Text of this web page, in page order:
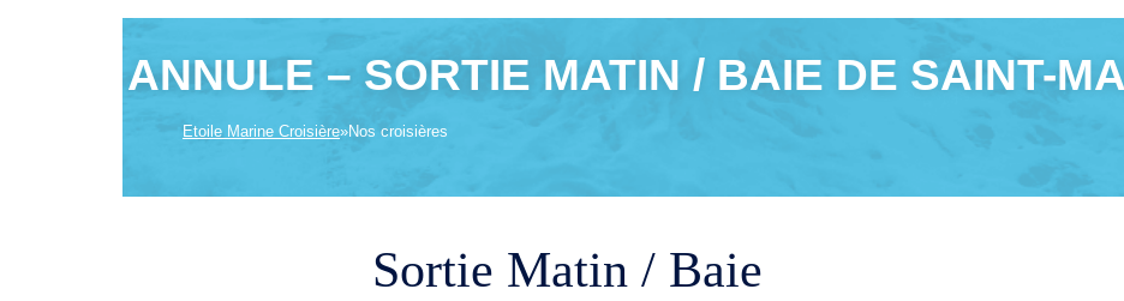
ANNULE – SORTIE MATIN / BAIE DE SAINT-
Etoile Marine Croisière»Nos croisières
Sortie Matin / Baie